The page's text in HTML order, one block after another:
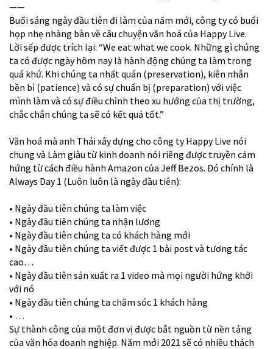
——
Buổi sáng ngày đầu tiên đi làm của năm mới, công ty có buổi
họp nhẹ nhàng bàn về câu chuyện văn hoá của Happy Live.
Lời sếp được trích lại: “We eat what we cook. Những gì chúng
ta có được ngày hôm nay là hành động chúng ta làm trong
quá khứ. Khi chúng ta nhất quán (preservation), kiên nhẫn
bền bỉ (patience) và có sự chuẩn bị (preparation) với việc
mình làm và có sự điều chỉnh theo xu hướng của thị trường,
chắc chắn chúng ta sẽ có kết quả tốt.”
Văn hoá mà anh Thái xây dựng cho công ty Happy Live nói
chung và Làm giàu từ kinh doanh nói riêng được truyền cảm
hứng từ cách điều hành Amazon của Jeff Bezos. Đó chính là
Always Day 1 (Luôn luôn là ngày đầu tiên):
• Ngày đầu tiên chúng ta làm việc
• Ngày đầu tiên chúng ta nhận lương
• Ngày đầu tiên chúng ta có khách hàng mới
• Ngày đầu tiên chúng ta viết được 1 bài post và tương tác
cao…
• Ngày đầu tiên sản xuất ra 1 video mà mọi người hứng khởi
với nó
• Ngày đầu tiên chúng ta chăm sóc 1 khách hàng
• …
Sự thành công của một đơn vị được bắt nguồn từ nền tảng
của văn hóa doanh nghiệp. Năm mới 2021 sẽ có nhiều thách